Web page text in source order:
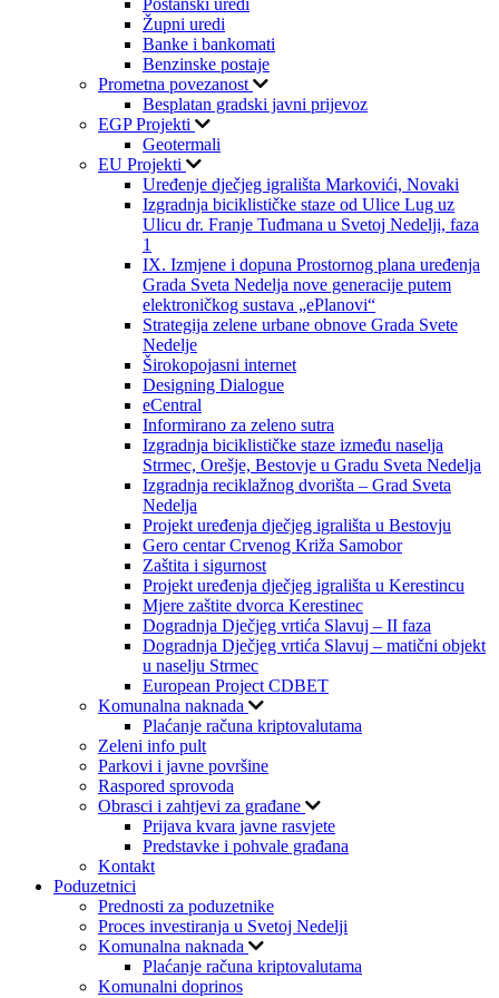
Župni uredi
Banke i bankomati
Benzinske postaje
Prometna povezanost
Besplatan gradski javni prijevoz
EGP Projekti
Geotermali
EU Projekti
Uređenje dječjeg igrališta Markovići, Novaki
Izgradnja biciklističke staze od Ulice Lug uz
Ulicu dr. Franje Tuđmana u Svetoj Nedelji, faza
1
IX. Izmjene i dopuna Prostornog plana uređenja
Grada Sveta Nedelja nove generacije putem
elektroničkog sustava „ePlanovi“
Strategija zelene urbane obnove Grada Svete
Nedelje
Širokopojasni internet
Designing Dialogue
eCentral
Informirano za zeleno sutra
Izgradnja biciklističke staze između naselja
Strmec, Orešje, Bestovje u Gradu Sveta Nedelja
Izgradnja reciklažnog dvorišta – Grad Sveta
Nedelja
Projekt uređenja dječjeg igrališta u Bestovju
Gero centar Crvenog Križa Samobor
Zaštita i sigurnost
Projekt uređenja dječjeg igrališta u Kerestincu
Mjere zaštite dvorca Kerestinec
Dogradnja Dječjeg vrtića Slavuj – II faza
Dogradnja Dječjeg vrtića Slavuj – matični objekt
u naselju Strmec
European Project CDBET
Komunalna naknada
Plaćanje računa kriptovalutama
Zeleni info pult
Parkovi i javne površine
Raspored sprovoda
Obrasci i zahtjevi za građane
Prijava kvara javne rasvjete
Predstavke i pohvale građana
Kontakt
Poduzetnici
Prednosti za poduzetnike
Proces investiranja u Svetoj Nedelji
Komunalna naknada
Plaćanje računa kriptovalutama
Komunalni doprinos